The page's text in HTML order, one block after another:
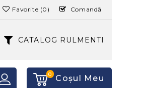
Favorite (0) Comandă
CATALOG RULMENTI
0 Coşul Meu